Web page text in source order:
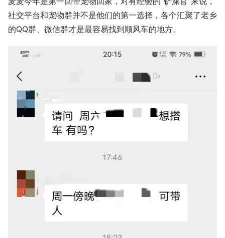
社交平台和宠物群并不是他们的第一选择，各个汇聚了老乡
的QQ群、微信群才是最容易找到顺风车的地方。